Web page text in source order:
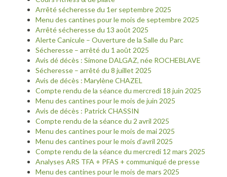
Arrêté sécheresse du 1er septembre 2025
Menu des cantines pour le mois de septembre 2025
Arrêté sécheresse du 13 août 2025
Alerte Canicule – Ouverture de la Salle du Parc
Sécheresse – arrêté du 1 août 2025
Avis dé décès : Simone DALGAZ, née ROCHEBLAVE
Sécheresse – arrêté du 8 juillet 2025
Avis de décès : Marylène CHAZEL
Compte rendu de la séance du mercredi 18 juin 2025
Menu des cantines pour le mois de juin 2025
Avis de décès : Patrick CHASSIN
Compte rendu de la séance du 2 avril 2025
Menu des cantines pour le mois de mai 2025
Menu des cantines pour le mois d’avril 2025
Compte rendu de la séance du mercredi 12 mars 2025
Analyses ARS TFA + PFAS + communiqué de presse
Menu des cantines pour le mois de mars 2025